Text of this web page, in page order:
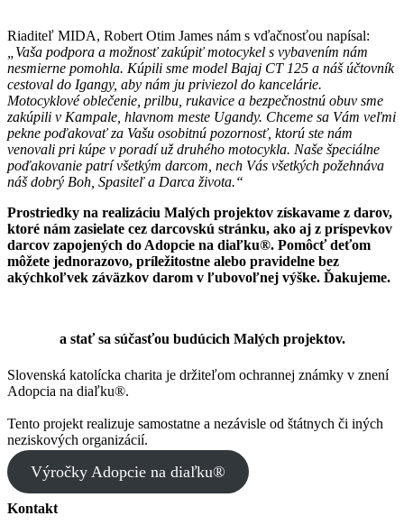
Riaditeľ MIDA, Robert Otim James nám s vďačnosťou napísal:
„Vaša podpora a možnosť zakúpiť motocykel s vybavením nám
nesmierne pomohla. Kúpili sme model Bajaj CT 125 a náš účtovník
cestoval do Igangy, aby nám ju priviezol do kancelárie.
Motocyklové oblečenie, prilbu, rukavice a bezpečnostnú obuv sme
zakúpili v Kampale, hlavnom meste Ugandy. Chceme sa Vám veľmi
pekne poďakovať za Vašu osobitnú pozornosť, ktorú ste nám
venovali pri kúpe v poradí už druhého motocykla. Naše špeciálne
poďakovanie patrí všetkým darcom, nech Vás všetkých požehnáva
náš dobrý Boh, Spasiteľ a Darca života.“
Prostriedky na realizáciu Malých projektov získavame z darov,
ktoré nám zasielate cez darcovskú stránku, ako aj z príspevkov
darcov zapojených do Adopcie na diaľku®. Pomôcť deťom
môžete jednorazovo, príležitostne alebo pravidelne bez
akýchkoľvek záväzkov darom v ľubovoľnej výške. Ďakujeme.
a stať sa súčasťou budúcich Malých projektov.
Slovenská katolícka charita je držiteľom ochrannej známky v znení
Adopcia na diaľku®.
Tento projekt realizuje samostatne a nezávisle od štátnych či iných
neziskových organizácií.
Výročky Adopcie na diaľku®
Kontakt